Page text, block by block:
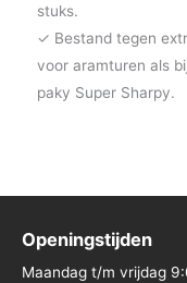
stuks.
✓ Bestand tegen
voor aramturen als
paky Super Sharpy.
Openingstijden
Maandag t/m vrijdag